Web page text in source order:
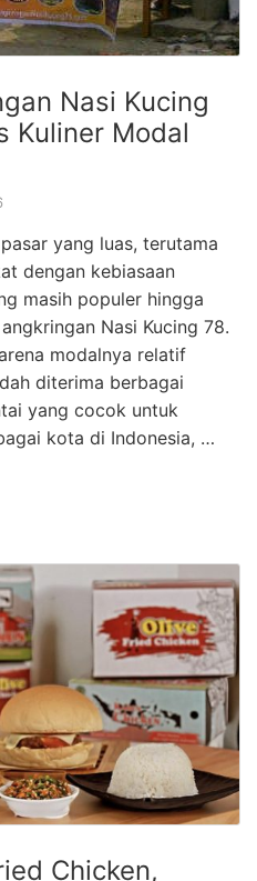
Nasi Kucing
Kuliner Modal
yang luas, terutama
dengan kebiasaan
masih populer hingga
Nasi Kucing 78.
modalnya relatif
diterima berbagai
yang cocok untuk
kota di Indonesia, …
Chicken,